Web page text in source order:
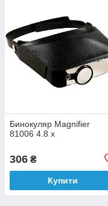
Бинокуляр Magnifier
81006 4.8 x
306 ₴
Купити